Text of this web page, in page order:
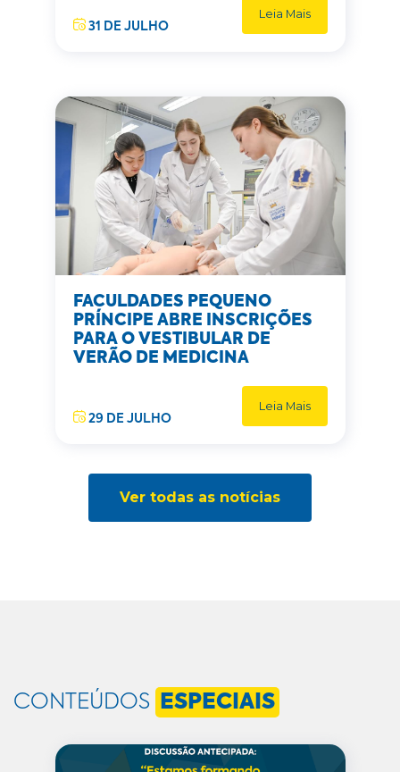
31 DE JULHO
Leia Mais
FACULDADES PEQUENO
PRÍNCIPE ABRE INSCRIÇÕES
PARA O VESTIBULAR DE
VERÃO DE MEDICINA
29 DE JULHO
Leia Mais
Ver todas as notícias
CONTEÚDOS ESPECIAIS